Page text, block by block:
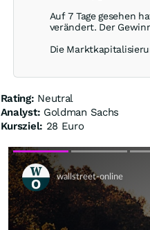
Auf 7 Tage gesehen
verändert. Der
Die
Rating: Neutral
Analyst: Goldman Sachs
Kursziel: 28 Euro